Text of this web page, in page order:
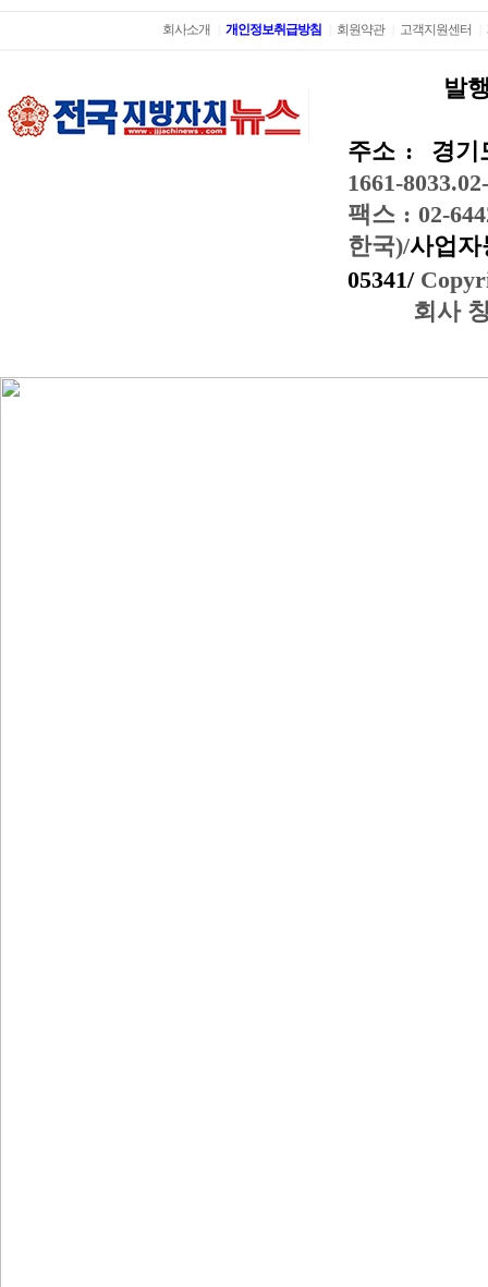
회사소개 개인정보취급방침 회원약관 고객지원센터
발
주소 :
경기
1661-
팩스 : 02-
한국)/사업
05341/
회사 창간